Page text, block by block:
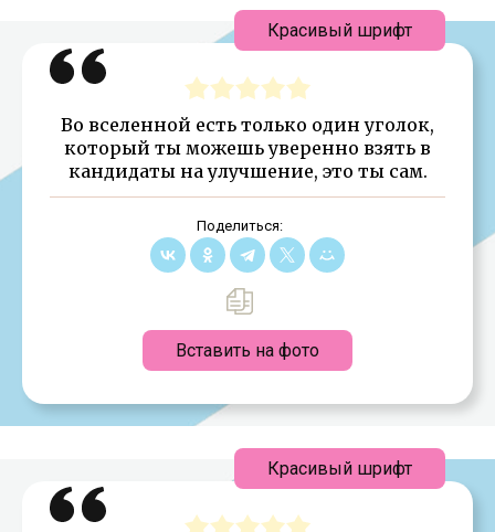
Во вселенной есть только один уголок,
который ты можешь уверенно взять в
кандидаты на улучшение, это ты сам.
Поделиться:
Вставить на фото
Красивый шрифт
Красивый шрифт